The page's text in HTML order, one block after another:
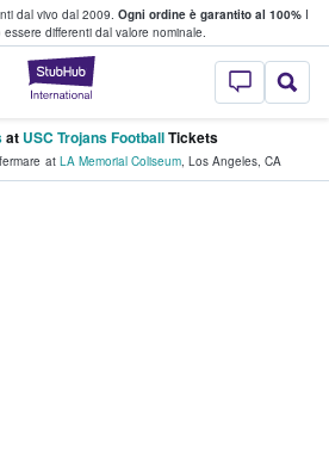
dal vivo dal 2009. Ogni ordine è garantito al 100%I
differenti dal valore nominale.
StubHub - Dove
vendono biglietti
at USC Trojans FootballTickets
at LA Memorial Coliseum, Los Angeles, CA